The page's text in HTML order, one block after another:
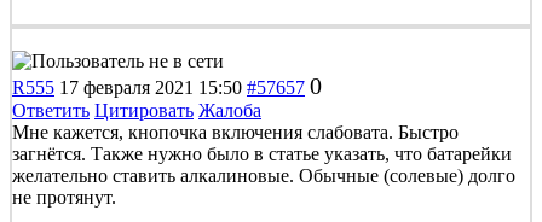
R555 17 февраля 2021 15:50 #57657 0
Ответить Цитировать Жалоба
Мне кажется, кнопочка включения слабовата. Быстро
загнётся. Также нужно было в статье указать, что батарейки
желательно ставить алкалиновые. Обычные (солевые) долго
не протянут.